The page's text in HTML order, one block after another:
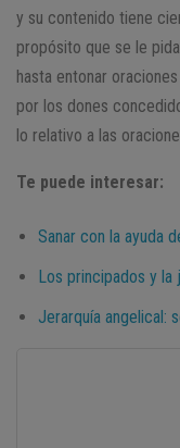
y su contenido tiene
propósito que se le
hasta entonar
por los dones
lo relativo a las
Te puede interesar:
Sanar con la ayuda
Los principados y la
Jerarquía angelical: